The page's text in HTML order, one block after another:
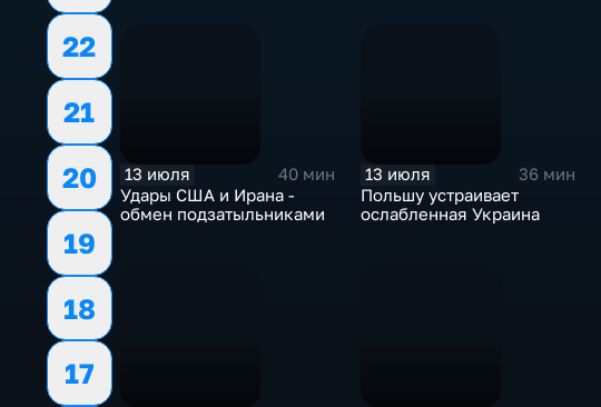
22
21
20
19
18
17
13 июля
40 мин
Удары США и Ирана -
обмен подзатыльниками
13 июля
36 мин
Польшу устраивает
ослабленная Украина